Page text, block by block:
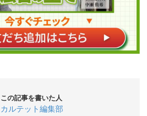
この記事を書いた人
カルテット編集部